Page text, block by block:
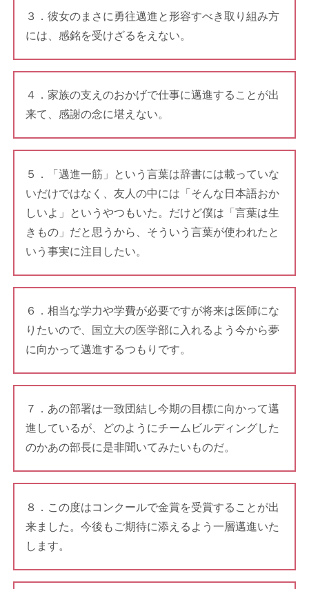
３．彼女のまさに勇往邁進と形容すべき取り組み方
には、感銘を受けざるをえない。
４．家族の支えのおかげで仕事に邁進することが出
来て、感謝の念に堪えない。
５．「邁進一筋」という言葉は辞書には載っていな
いだけではなく、友人の中には「そんな日本語おか
しいよ」というやつもいた。だけど僕は「言葉は生
きもの」だと思うから、そういう言葉が使われたと
いう事実に注目したい。
６．相当な学力や学費が必要ですが将来は医師にな
りたいので、国立大の医学部に入れるよう今から夢
に向かって邁進するつもりです。
７．あの部署は一致団結し今期の目標に向かって邁
進しているが、どのようにチームビルディングした
のかあの部長に是非聞いてみたいものだ。
８．この度はコンクールで金賞を受賞することが出
来ました。今後もご期待に添えるよう一層邁進いた
します。